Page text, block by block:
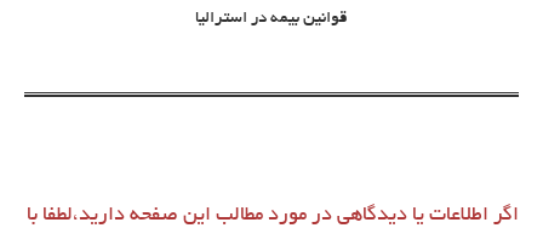
قوانین بیمه در استرالیا
اگر اطلاعات یا دیدگاهی در مورد مطالب این صفحه دارید،لطفا با